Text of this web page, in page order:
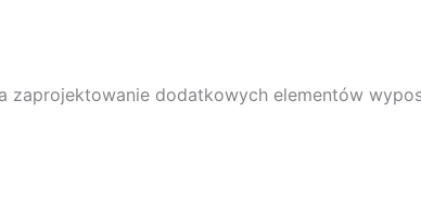
dodatkowych elementów